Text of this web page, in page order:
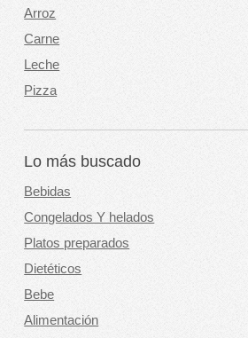
Arroz
Carne
Leche
Pizza
Lo más buscado
Bebidas
Congelados Y helados
Platos preparados
Dietéticos
Bebe
Alimentación